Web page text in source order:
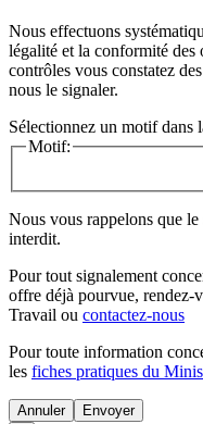
Nous effectuons
légalité et la conformité des
contrôles vous constatez
nous le signaler.
Sélectionnez un motif dans
Motif:
Nous vous rappelons que
interdit.
Pour tout signalement
offre déjà pourvue, rendez-
Travail ou contactez-nous
Pour toute information
les fiches pratiques du
Annuler